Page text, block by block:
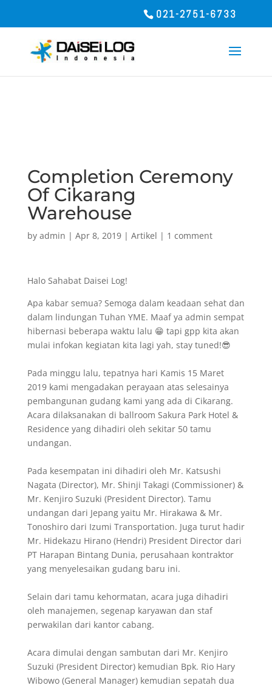
[Table
'u6906760_wp32.wpc5_cookieadmin_cookies' doesn't exist]
patterns FROM wpc5_cookieadmin_cookies
021-2751-6733
Completion Ceremony
Of Cikarang
Warehouse
by admin | Apr 8, 2019| Artikel | 1 comment
Halo Sahabat Daisei Log!
Apa kabar semua? Semoga dalam keadaan sehat dan
dalam lindungan Tuhan YME. Maaf ya admin sempat
hibernasi beberapa waktu lalu 😁 tapi gpp kita akan
mulai infokan kegiatan kita lagi yah, stay tuned!😎
Pada minggu lalu, tepatnya hari Kamis 15 Maret
2019 kami mengadakan perayaan atas selesainya
pembangunan gudang kami yang ada di Cikarang.
Acara dilaksanakan di ballroom Sakura Park Hotel &
Residence yang dihadiri oleh sekitar 50 tamu
undangan.
Pada kesempatan ini dihadiri oleh Mr. Katsushi
Nagata (Director), Mr. Shinji Takagi (Commissioner) &
Mr. Kenjiro Suzuki (President Director). Tamu
undangan dari Jepang yaitu Mr. Hirakawa & Mr.
Tonoshiro dari Izumi Transportation. Juga turut hadir
Mr. Hidekazu Hirano (Hendri) President Director dari
PT Harapan Bintang Dunia, perusahaan kontraktor
yang menyelesaikan gudang baru ini.
Selain dari tamu kehormatan, acara juga dihadiri
oleh manajemen, segenap karyawan dan staf
perwakilan dari kantor cabang.
Acara dimulai dengan sambutan dari Mr. Kenjiro
Suzuki (President Director) kemudian Bpk. Rio Hary
Wibowo (General Manager) kemudian sepatah dua